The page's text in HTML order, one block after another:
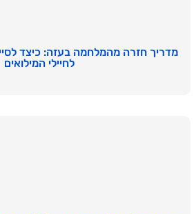
מדריך חזרה מהמלחמה בעזה: כיצד
לחיילי המילואים